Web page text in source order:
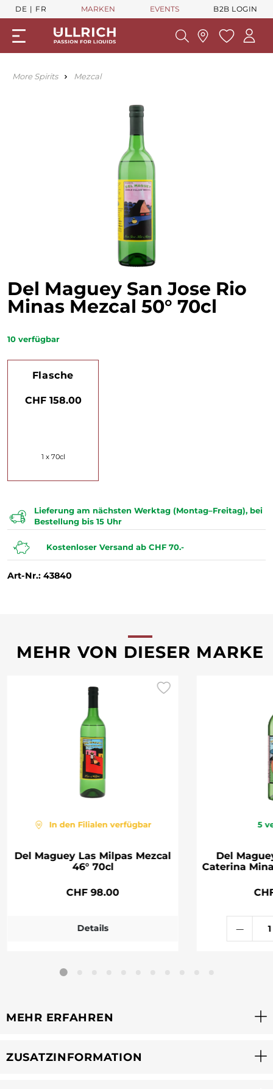
DE FR MARKEN EVENTS B2B LOGIN
More Spirits Mezcal
Del Maguey San Jose Rio
Minas Mezcal 50° 70cl
10 verfügbar
Flasche
CHF 158.00
1 x 70cl
Lieferung am nächsten Werktag (Montag–Freitag), bei
Bestellung bis 15 Uhr
Kostenloser Versand ab CHF 70.-
Art-Nr.: 43840
MEHR VON DIESER MARKE
In den Filialen verfügbar
Del Maguey Las Milpas Mezcal
46° 70cl
CHF 98.00
Details
5
Del
Caterina
MEHR ERFAHREN
ZUSATZINFORMATION